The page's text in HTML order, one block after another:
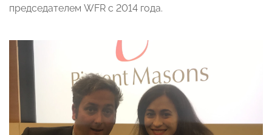
председателем WFR c 2014 года.